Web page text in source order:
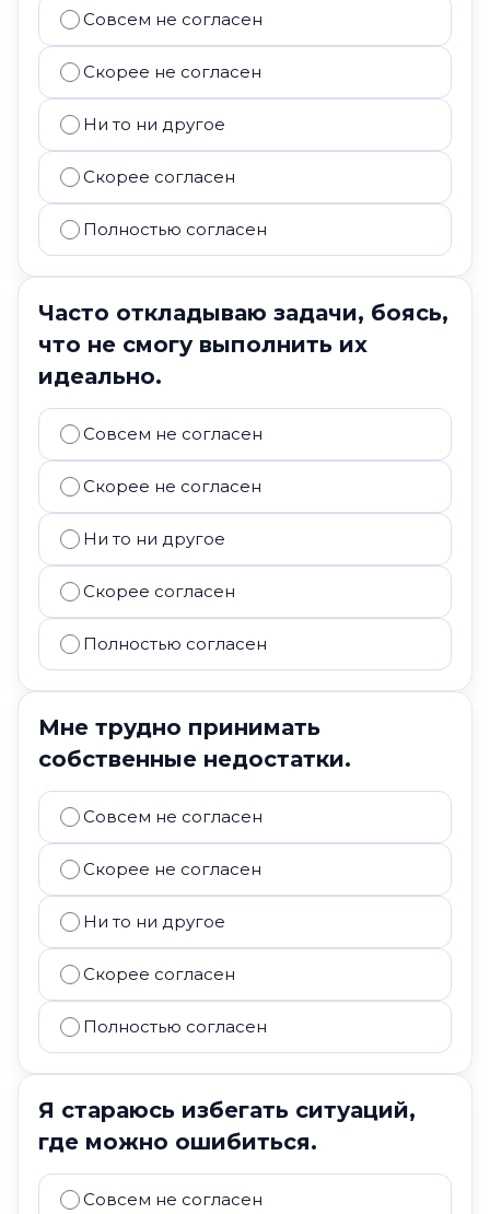
Совсем не согласен
Скорее не согласен
Ни то ни другое
Скорее согласен
Полностью согласен
Часто откладываю задачи, боясь,
что не смогу выполнить их
идеально.
Совсем не согласен
Скорее не согласен
Ни то ни другое
Скорее согласен
Полностью согласен
Мне трудно принимать
собственные недостатки.
Совсем не согласен
Скорее не согласен
Ни то ни другое
Скорее согласен
Полностью согласен
Я стараюсь избегать ситуаций,
где можно ошибиться.
Совсем не согласен